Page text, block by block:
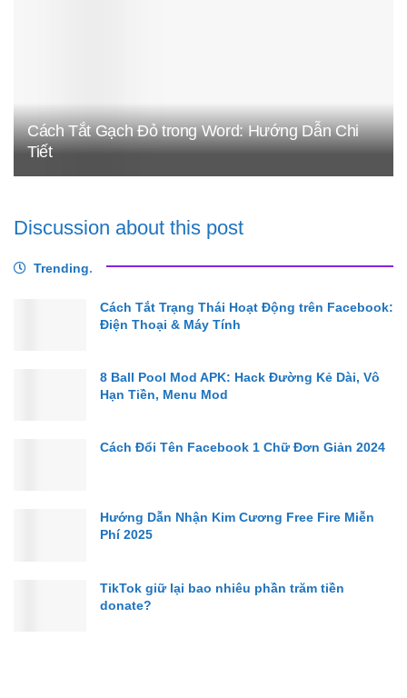
Cách Tắt Gạch Đỏ trong Word: Hướng Dẫn Chi
Tiết
Discussion about this post
Trending.
Cách Tắt Trạng Thái Hoạt Động trên Facebook:
Điện Thoại & Máy Tính
8 Ball Pool Mod APK: Hack Đường Kẻ Dài, Vô
Hạn Tiền, Menu Mod
Cách Đổi Tên Facebook 1 Chữ Đơn Giản 2024
Hướng Dẫn Nhận Kim Cương Free Fire Miễn
Phí 2025
TikTok giữ lại bao nhiêu phần trăm tiền
donate?